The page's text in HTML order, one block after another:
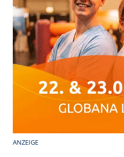
ANZEIGE